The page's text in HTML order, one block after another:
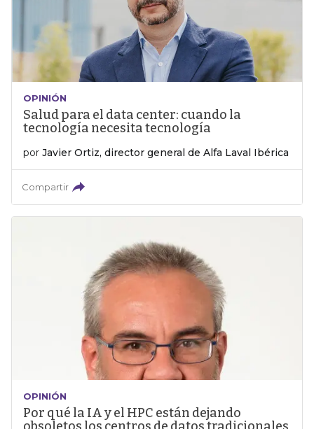
OPINIÓN
Salud para el data center: cuando la
tecnología necesita tecnología
por Javier Ortiz, director general de Alfa Laval Ibérica
Compartir
OPINIÓN
Por qué la IA y el HPC están dejando